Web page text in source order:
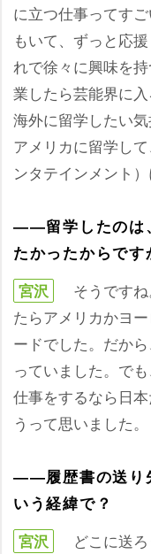
に立つ仕事ってす
もいて、ずっと応
れで徐々に興味を
業したら芸能界に
海外に留学したい
アメリカに留学し
ンタテインメント
――留学したのは
たかったからです
宮沢
そうですね
たらアメリカかヨ
ードでした。だか
っていました。で
仕事をするなら日
うって思いました。
――履歴書の送り
いう経緯で？
宮沢
どこに送ろ